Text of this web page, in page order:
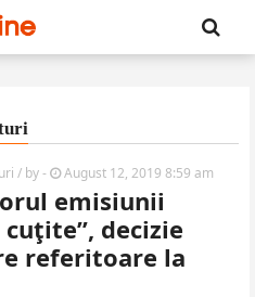
/ by- August 12, 2019 8:59 am
emisiunii
cuţite”, decizie
referitoare la